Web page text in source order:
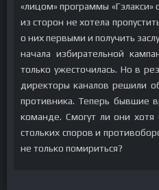
«лицом» программы «Гэлакси»
из сторон не хотела
о них первыми и получить
начала избирательной
только ужесточилась. Но в
директоры каналов решили
противника. Теперь бывшие
команде. Смогут ли они хотя
стольких споров и
не только помириться?